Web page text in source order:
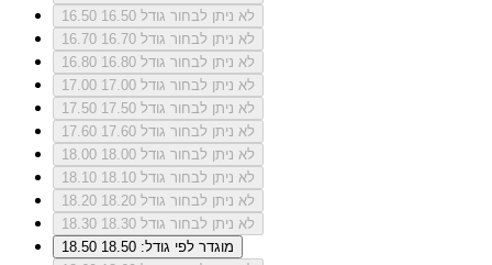
16.50
לא ניתן לבחור גודל 16.50
16.70
לא ניתן לבחור גודל 16.70
16.80
לא ניתן לבחור גודל 16.80
17.00
לא ניתן לבחור גודל 17.00
17.50
לא ניתן לבחור גודל 17.50
17.60
לא ניתן לבחור גודל 17.60
18.00
לא ניתן לבחור גודל 18.00
18.10
לא ניתן לבחור גודל 18.10
18.20
לא ניתן לבחור גודל 18.20
18.30
לא ניתן לבחור גודל 18.30
18.50
מוגדר לפי גודל: 18.50